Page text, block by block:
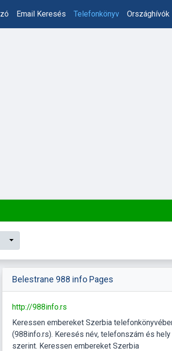
Email Keresés Telefonkönyv Országhívók
Belestrane 988 info Pages
http://988info.rs
Keressen embereket Szerbia
(988info.rs). Keresés név, telefonszám és hely
szerint. Keressen embereket Szerbia